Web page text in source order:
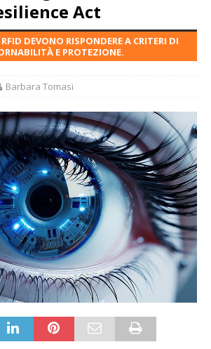
Act
DEVONO RISPONDERE A CRITERI DI
E PROTEZIONE.
Barbara Tomasi